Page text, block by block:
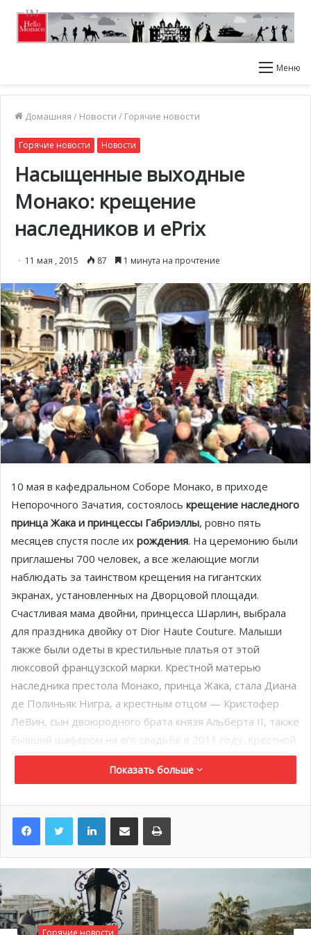
Меню
Домашняя / Новости / Горячие новости
Горячие новости Новости
Насыщенные выходные
Монако: крещение
наследников и ePrix
11 мая , 2015 87 1 минута на прочтение
10 мая в кафедральном Cоборе Монако, в приходе
Непорочного Зачатия, состоялось крещение наследного
принца Жака и принцессы Габриэллы, ровно пять
месяцев спустя после их рождения. На церемонию были
приглашены 700 человек, а все желающие могли
наблюдать за таинством крещения на гигантских
экранах, установленных на Дворцовой площади.
Счастливая мама двойни, принцесса Шарлин, выбрала
для праздника двойку от Dior Haute Couture. Малыши
также были одеты в крестильные платья от этой
люксовой французской марки. Крестной матерью
наследника престола Монако, принца Жака, стала Диана
де Полиньяк Нигра, а крестным отцом — Кристофер
ЛеВин, сын двоюродного брата князя Альберта II, также
бывший шафером на его свадьбе в 2011 году. Крестной
принцессы Габриэллы стала южноафриканская подруга
княгини Шарлин, Нерин Пиенаар, а крёстным — её
мессы архиепископ Барси зачитал приветствие от Папы
Римского, Франсуа.
Показать больше
LinkedInПоделиться по электронной почте Распечатать
Горячие новости